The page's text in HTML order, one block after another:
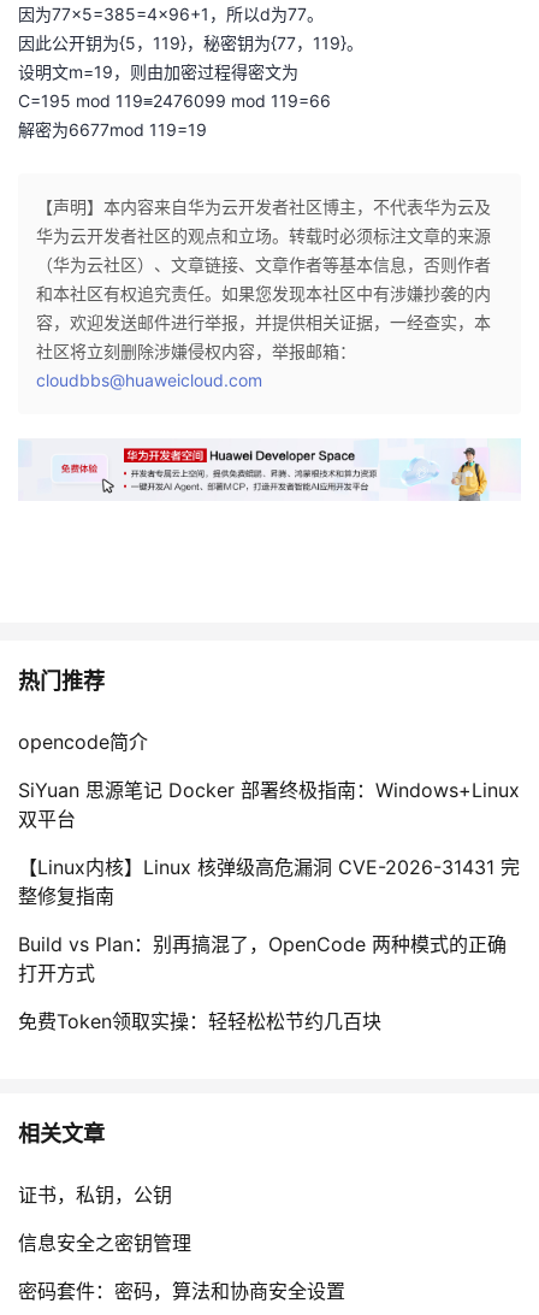
因为77×5=385=4×96+1，所以d为77。
因此公开钥为{5，119}，秘密钥为{77，119}。
设明文m=19，则由加密过程得密文为
C=195 mod 119≡2476099 mod 119=66
解密为6677mod 119=19
【声明】本内容来自华为云开发者社区博主，不代表华为云及
华为云开发者社区的观点和立场。转载时必须标注文章的来源
（华为云社区）、文章链接、文章作者等基本信息，否则作者
和本社区有权追究责任。如果您发现本社区中有涉嫌抄袭的内
容，欢迎发送邮件进行举报，并提供相关证据，一经查实，本
社区将立刻删除涉嫌侵权内容，举报邮箱：
cloudbbs@huaweicloud.com
热门推荐
opencode简介
SiYuan 思源笔记 Docker 部署终极指南：Windows+Linux
双平台
【Linux内核】Linux 核弹级高危漏洞 CVE-2026-31431 完
整修复指南
Build vs Plan：别再搞混了，OpenCode 两种模式的正确
打开方式
免费Token领取实操：轻轻松松节约几百块
相关文章
证书，私钥，公钥
信息安全之密钥管理
密码套件：密码，算法和协商安全设置